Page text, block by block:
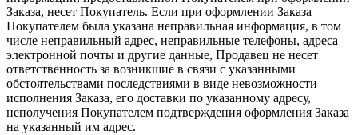
Заказа, несет Покупатель. Если при оформлении Заказа
Покупателем была указана неправильная информация, в том
числе неправильный адрес, неправильные телефоны, адреса
электронной почты и другие данные, Продавец не несет
ответственность за возникшие в связи с указанными
обстоятельствами последствиями в виде невозможности
исполнения Заказа, его доставки по указанному адресу,
неполучения Покупателем подтверждения оформления Заказа
на указанный им адрес.